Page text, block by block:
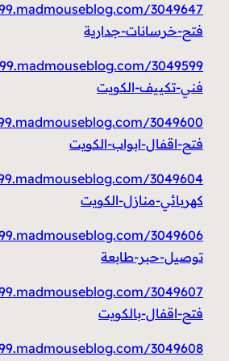
فتح-خرسانات-جدارية
فني-تكييف-الكويت
فتح-اقفال-ابواب-الكويت
كهربائي-منازل-الكويت
توصيل-حبر-طابعة
فتح-اقفال-بالكويت